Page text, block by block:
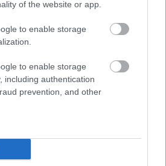
of the website or app.
to enable storage
to enable storage
including authentication
prevention, and other
hírek
TÁVOZIK A KLUBTÓL